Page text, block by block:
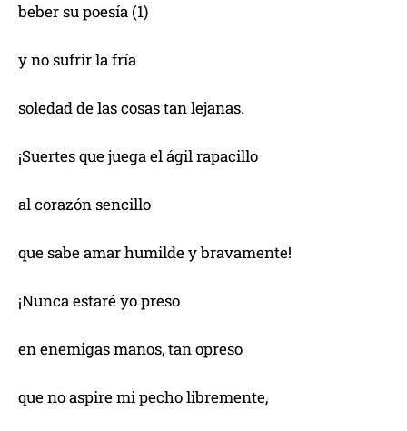
beber su poesía (1)
y no sufrir la fría
soledad de las cosas tan lejanas.
¡Suertes que juega el ágil rapacillo
al corazón sencillo
que sabe amar humilde y bravamente!
¡Nunca estaré yo preso
en enemigas manos, tan opreso
que no aspire mi pecho libremente,